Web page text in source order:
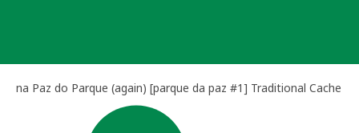
na Paz do Parque (again) [parque da paz #1] Traditional Cache